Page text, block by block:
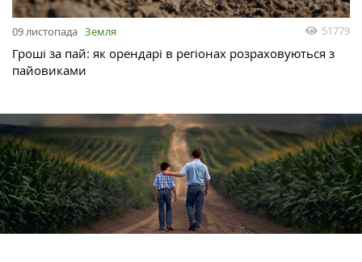
09 листопада Земля 51779
Гроші за пай: як орендарі в регіонах розраховуються з
пайовиками